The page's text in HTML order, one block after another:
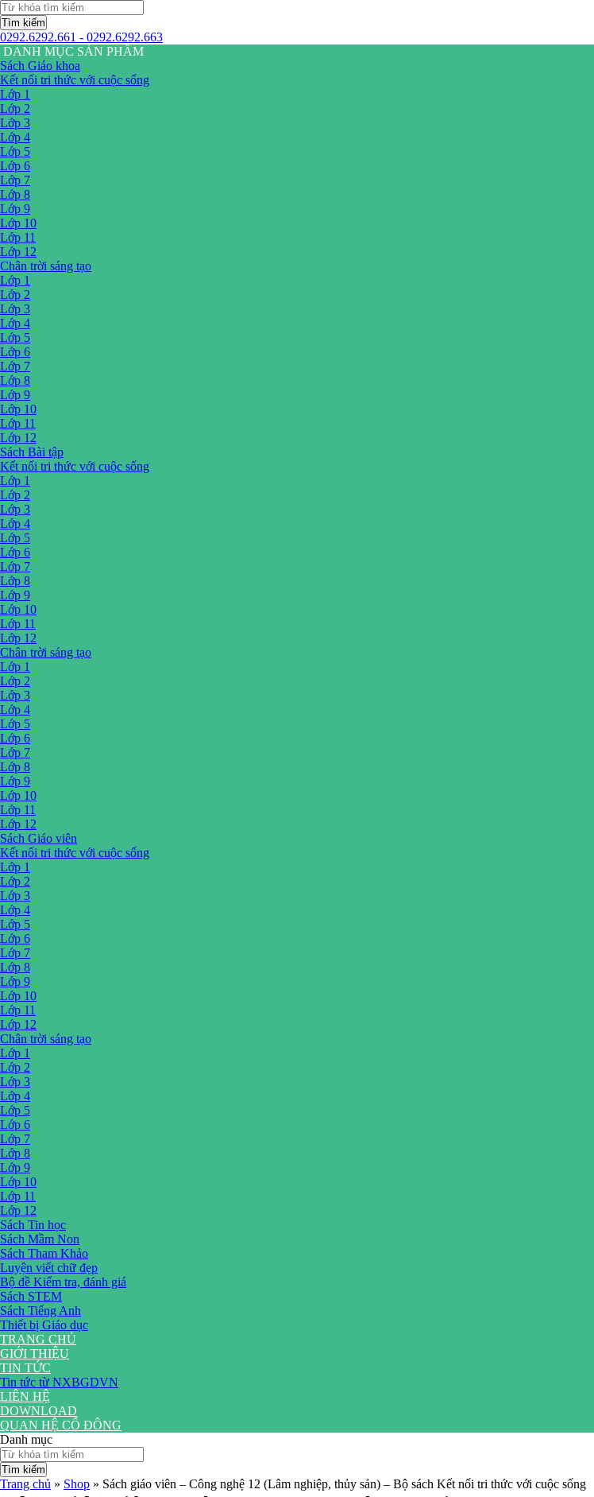
Tìm kiếm
0292.6292.661 - 0292.6292.663
DANH MỤC SẢN PHẨM
Sách Giáo khoa
Kết nối tri thức với cuộc sống
Lớp 1
Lớp 2
Lớp 3
Lớp 4
Lớp 5
Lớp 6
Lớp 7
Lớp 8
Lớp 9
Lớp 10
Lớp 11
Lớp 12
Chân trời sáng tạo
Lớp 1
Lớp 2
Lớp 3
Lớp 4
Lớp 5
Lớp 6
Lớp 7
Lớp 8
Lớp 9
Lớp 10
Lớp 11
Lớp 12
Sách Bài tập
Kết nối tri thức với cuộc sống
Lớp 1
Lớp 2
Lớp 3
Lớp 4
Lớp 5
Lớp 6
Lớp 7
Lớp 8
Lớp 9
Lớp 10
Lớp 11
Lớp 12
Chân trời sáng tạo
Lớp 1
Lớp 2
Lớp 3
Lớp 4
Lớp 5
Lớp 6
Lớp 7
Lớp 8
Lớp 9
Lớp 10
Lớp 11
Lớp 12
Sách Giáo viên
Kết nối tri thức với cuộc sống
Lớp 1
Lớp 2
Lớp 3
Lớp 4
Lớp 5
Lớp 6
Lớp 7
Lớp 8
Lớp 9
Lớp 10
Lớp 11
Lớp 12
Chân trời sáng tạo
Lớp 1
Lớp 2
Lớp 3
Lớp 4
Lớp 5
Lớp 6
Lớp 7
Lớp 8
Lớp 9
Lớp 10
Lớp 11
Lớp 12
Sách Tin học
Sách Mầm Non
Sách Tham Khảo
Luyện viết chữ đẹp
Bộ đề Kiểm tra, đánh giá
Sách STEM
Sách Tiếng Anh
Thiết bị Giáo dục
TRANG CHỦ
GIỚI THIỆU
TIN TỨC
Tin tức từ NXBGDVN
LIÊN HỆ
DOWNLOAD
QUAN HỆ CỔ ĐÔNG
Danh mục
Tìm kiếm
Trang chủ » Shop » Sách giáo viên – Công nghệ 12 (Lâm nghiệp, thủy sản) – Bộ sách Kết nối tri thức với cuộc sống